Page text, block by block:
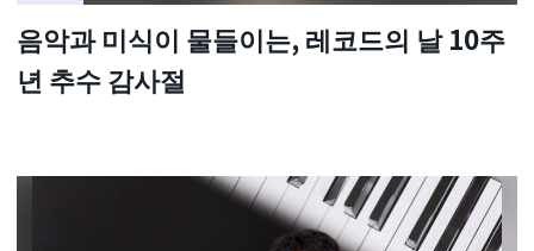
음악과 미식이 물들이는, 레코드의 날 10주
년 추수 감사절